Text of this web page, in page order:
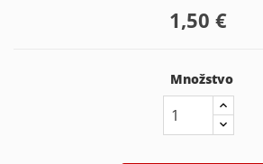
1,50 €
Množstvo